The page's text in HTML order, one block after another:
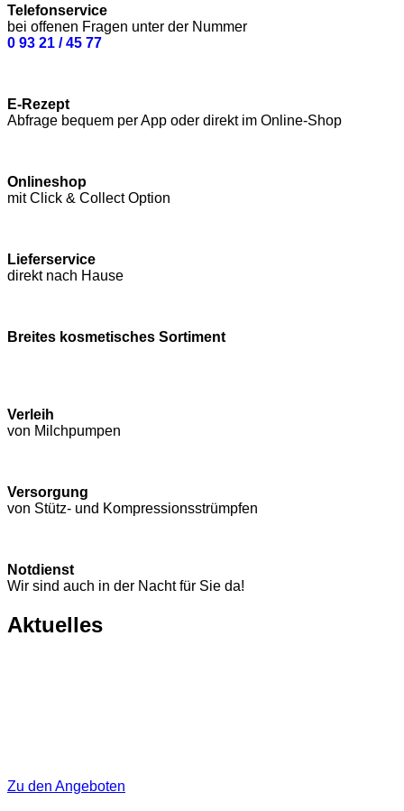
Telefonservice
bei offenen Fragen unter der Nummer
0 93 21 / 45 77
E-Rezept
Abfrage bequem per App oder direkt im Online-Shop
Onlineshop
mit Click & Collect Option
Lieferservice
direkt nach Hause
Breites kosmetisches Sortiment
Verleih
von Milchpumpen
Versorgung
von Stütz- und Kompressions­strümpfen
Notdienst
Wir sind auch in der Nacht für Sie da!
Aktuelles
Zu den Angeboten